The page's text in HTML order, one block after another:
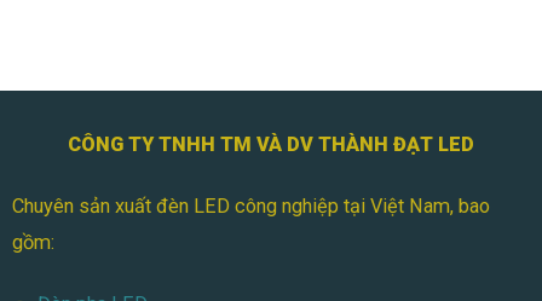
CÔNG TY TNHH TM VÀ DV THÀNH ĐẠT LED
Chuyên sản xuất đèn LED công nghiệp tại Việt Nam, bao
gồm: